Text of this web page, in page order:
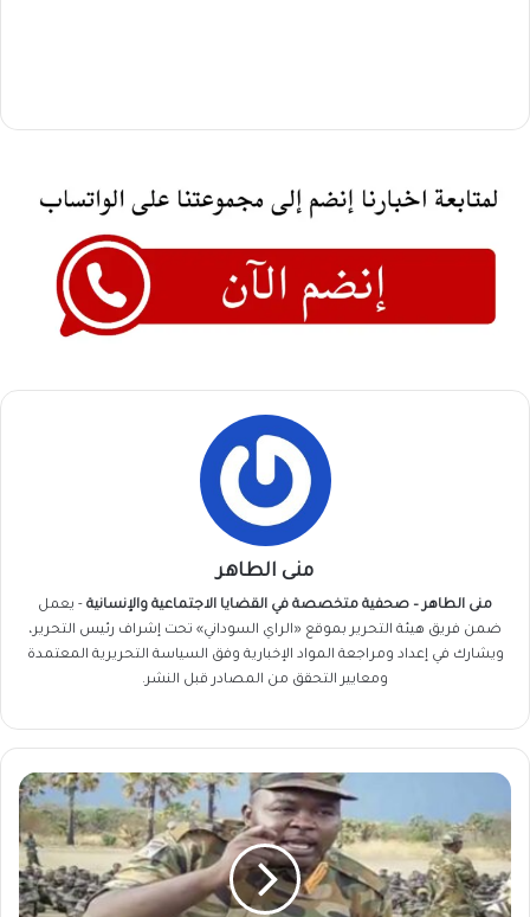
منى الطاهر
منى الطاهر – صحفية متخصصة في القضايا الاجتماعية والإنسانية - يعمل
ضمن فريق هيئة التحرير بموقع «الراي السوداني» تحت إشراف رئيس التحرير،
ويشارك في إعداد ومراجعة المواد الإخبارية وفق السياسة التحريرية المعتمدة
ومعايير التحقق من المصادر قبل النشر.
جبل
مرة
تحت
الضغط..
و
خيار